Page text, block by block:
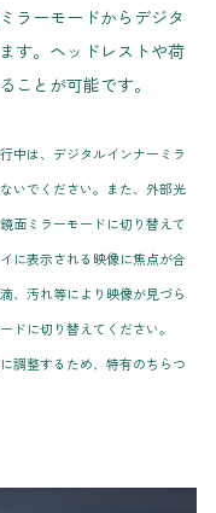
ラーモードからデジタ
す。ヘッドレストや荷
ことが可能です。
中は、デジタルインナーミラ
いでください。また、外部光
面ミラーモードに切り替えて
に表示される映像に焦点が合
、汚れ等により映像が見づら
ドに切り替えてください。
調整するため、特有のちらつ